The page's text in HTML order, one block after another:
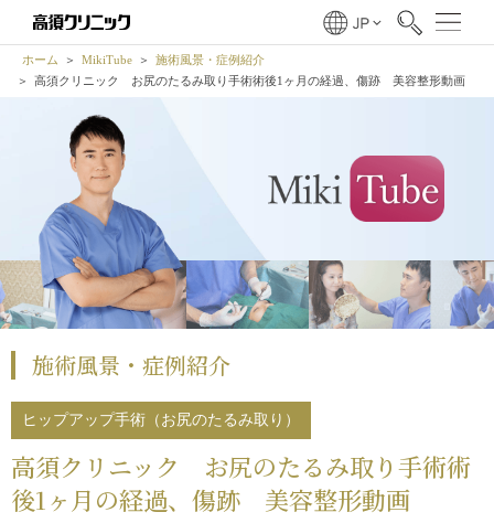
ホーム MikiTube
施術風景・症例紹介
高須クリニック お尻のたるみ取り手術術後1ヶ月の経過、傷跡 美容整形動画
施術風景・症例紹介
ヒップアップ手術（お尻のたるみ取り）
高須クリニック お尻のたるみ取り手術術
後1ヶ月の経過、傷跡 美容整形動画